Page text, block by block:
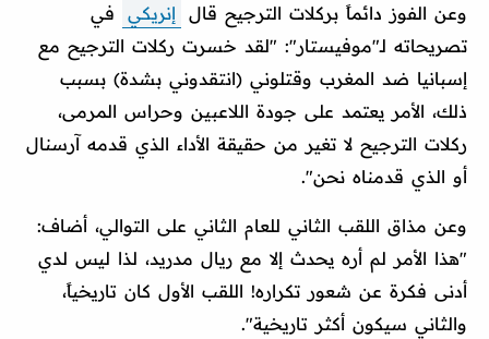
وعن الفوز دائماً بركلات الترجيح قال إنريكي
في
تصريحاته لـ"موفيستار": "لقد خسرت ركلات الترجيح مع
إسبانيا ضد المغرب وقتلوني (انتقدوني بشدة) بسبب
ذلك، الأمر يعتمد على جودة اللاعبين وحراس المرمى،
ركلات الترجيح لا تغير من حقيقة الأداء الذي قدمه آرسنال
أو الذي قدمناه نحن".
وعن مذاق اللقب الثاني للعام الثاني على التوالي، أضاف:
"هذا الأمر لم أره يحدث إلا مع ريال مدريد، لذا ليس لدي
أدنى فكرة عن شعور تكراره! اللقب الأول كان تاريخياً،
والثاني سيكون أكثر تاريخية".